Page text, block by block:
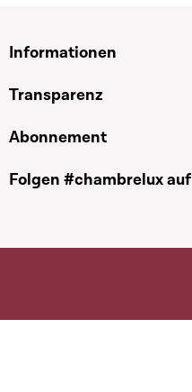
Informationen
Transparenz
Abonnement
Folgen #chambrelux auf